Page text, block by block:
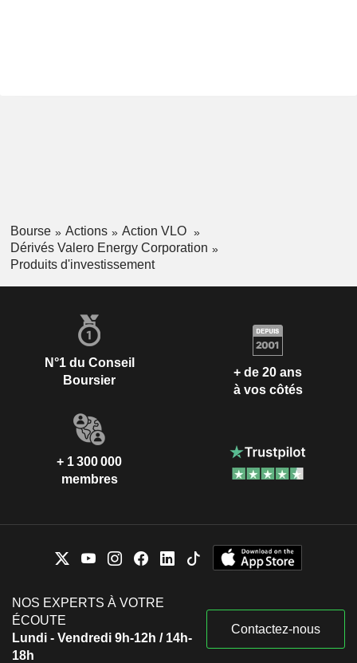
Bourse Actions
Action VLO
Dérivés Valero Energy Corporation
Produits d'investissement
N°1 du Conseil
Boursier
+ de 20 ans
à vos côtés
+ 1 300 000
membres
NOS EXPERTS À VOTRE
ÉCOUTE
Lundi - Vendredi 9h-12h / 14h-
18h
Contactez-nous